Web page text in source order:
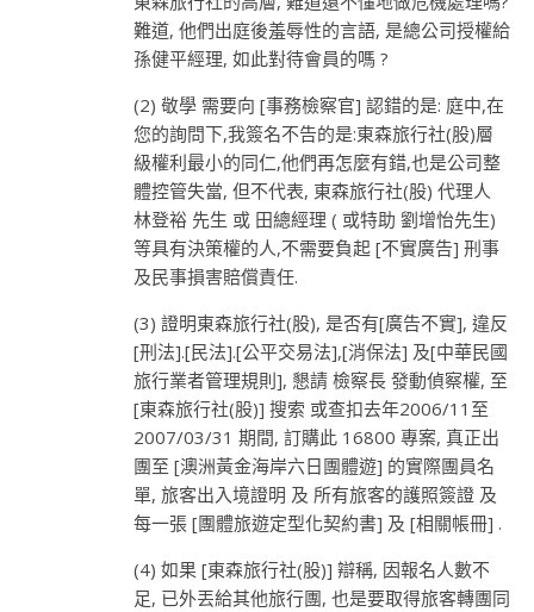
難道, 他們出庭後羞辱性的言語, 是總公司授權給
孫健平經理, 如此對待會員的嗎 ?
(2) 敬學 需要向 [事務檢察官] 認錯的是: 庭中,在
您的詢問下,我簽名不告的是:東森旅行社(股)層
級權利最小的同仁,他們再怎麼有錯,也是公司整
體控管失當, 但不代表, 東森旅行社(股) 代理人
林登裕 先生 或 田總經理 ( 或特助 劉增怡先生)
等具有決策權的人,不需要負起 [不實廣告] 刑事
及民事損害賠償責任.
(3) 證明東森旅行社(股), 是否有[廣告不實], 違反
[刑法].[民法].[公平交易法],[消保法] 及[中華民國
旅行業者管理規則], 懇請 檢察長 發動偵察權, 至
[東森旅行社(股)] 搜索 或查扣去年2006/11至
2007/03/31 期間, 訂購此 16800 專案, 真正出
團至 [澳洲黃金海岸六日團體遊] 的實際團員名
單, 旅客出入境證明 及 所有旅客的護照簽證 及
每一張 [團體旅遊定型化契約書] 及 [相關帳冊] .
(4) 如果 [東森旅行社(股)] 辯稱, 因報名人數不
足, 已外丟給其他旅行團, 也是要取得旅客轉團同